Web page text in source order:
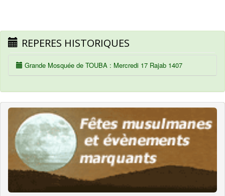
REPERES HISTORIQUES
Grande Mosquée de TOUBA : Mercredi 17 Rajab 1407